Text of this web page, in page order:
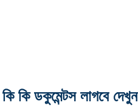
কি ডকুমেন্টস লাগবে দেখুন